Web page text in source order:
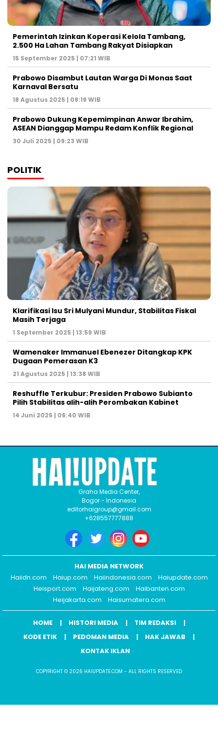
Pemerintah Izinkan Koperasi Kelola Tambang,
2.500 Ha Lahan Tambang Rakyat Disiapkan
15 September 2025 | 07:21 WIB
Prabowo Disambut Lautan Warga Di Monas Saat
Karnaval Bersatu
18 Agustus 2025 | 09:19 WIB
Prabowo Dukung Kepemimpinan Anwar Ibrahim,
ASEAN Dianggap Mampu Redam Konflik Regional
30 Juli 2025 | 09:23 WIB
POLITIK
Klarifikasi Isu Sri Mulyani Mundur, Stabilitas Fiskal
Masih Terjaga
1 September 2025 | 13:59 WIB
Wamenaker Immanuel Ebenezer Ditangkap KPK
Dugaan Pemerasan K3
21 Agustus 2025 | 13:38 WIB
Reshuffle Terkubur: Presiden Prabowo Subianto
Pilih Stabilitas alih-alih Perombakan Kabinet
14 Juni 2025 | 06:40 WIB
Graha Media Center,
Bogor - Indonesia
editorhaigroup@gmail.com
+628557777888
HAI MEDIA NETWORK
Haiidn.com
Haiup.com Haiindonesia.com
Haiupdate.com
Heisport.com
Haijateng.com
Haibanten.com
Heijakarta.com
Haisumatera.com
HOME HISTORI MEDIA
TIM REDAKSI
KODE ETIK
PEDOMAN MEDIA
HAK JAWAB
KONTAK IKLAN
COPYRIGHT © 2026 HAIUPDATE.COM - ALL RIGHTS RESERVED